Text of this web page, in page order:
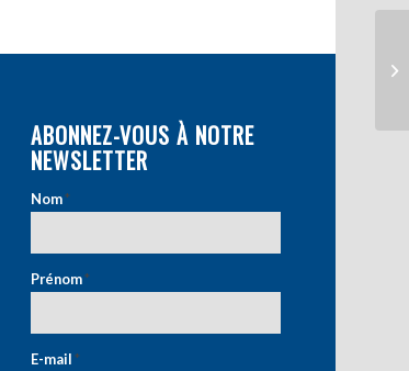
ABONNEZ-VOUS À NOTRE
NEWSLETTER
Nom*
Prénom*
E-mail*